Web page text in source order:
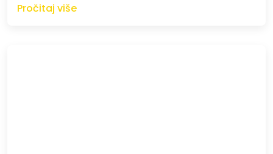
Pročitaj više